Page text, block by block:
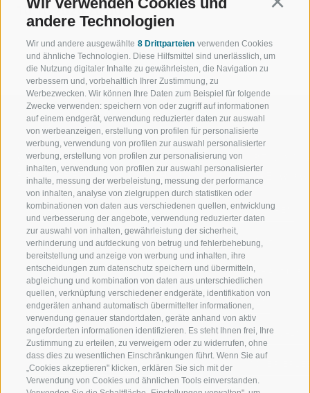
andere Technologien
Wir und andere ausgewählte 8 Drittparteien verwenden Cookies
und ähnliche Technologien. Diese Hilfsmittel sind unerlässlich, um
die Nutzung digitaler Inhalte zu gewährleisten, die Navigation zu
verbessern und, vorbehaltlich Ihrer Zustimmung, zu
Werbezwecken. Wir können Ihre Daten zum Beispiel für folgende
Zwecke verwenden: speichern von oder zugriff auf informationen
auf einem endgerät, verwendung reduzierter daten zur auswahl
von werbeanzeigen, erstellung von profilen für personalisierte
werbung, verwendung von profilen zur auswahl personalisierter
werbung, erstellung von profilen zur personalisierung von
inhalten, verwendung von profilen zur auswahl personalisierter
inhalte, messung der werbeleistung, messung der performance
von inhalten, analyse von zielgruppen durch statistiken oder
kombinationen von daten aus verschiedenen quellen, entwicklung
und verbesserung der angebote, verwendung reduzierter daten
zur auswahl von inhalten, gewährleistung der sicherheit,
verhinderung und aufdeckung von betrug und fehlerbehebung,
bereitstellung und anzeige von werbung und inhalten, ihre
entscheidungen zum datenschutz speichern und übermitteln,
abgleichung und kombination von daten aus unterschiedlichen
quellen, verknüpfung verschiedener endgeräte, identifikation von
endgeräten anhand automatisch übermittelter informationen,
verwendung genauer standortdaten, geräte anhand von aktiv
angeforderten informationen identifizieren. Es steht Ihnen frei, Ihre
Zustimmung zu erteilen, zu verweigern oder zu widerrufen, ohne
dass dies zu wesentlichen Einschränkungen führt. Wenn Sie auf
„Cookies akzeptieren" klicken, erklären Sie sich mit der
Verwendung von Cookies und ähnlichen Tools einverstanden.
10.10.2026 20:00
WILLKOMMEN IN DER
FERIENREGION RATSCHINGS
JAUFENTAL
RATSCHINGS
RIDNAUNTAL
BERGBAHNEN
SKISCHULE RATSCHINGS
LUISL'S SKISCHULE IN RATSCHINGS
SPORT UND
MENGE
SKIFAHREN
WANDERN
HOCHALPINE
BIKEN
LANGLAUFEN